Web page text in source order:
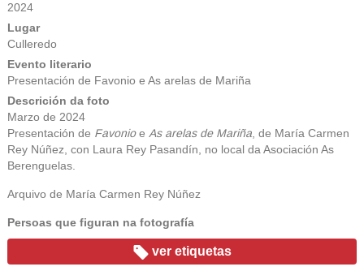
2024
Lugar
Culleredo
Evento literario
Presentación de Favonio e As arelas de Mariña
Descrición da foto
Marzo de 2024
Presentación de Favonioe As arelas de Mariña, de María Carmen
Rey Núñez, con Laura Rey Pasandín, no local da Asociación As
Berenguelas.
Arquivo de María Carmen Rey Núñez
Persoas que figuran na fotografía
ver etiquetas